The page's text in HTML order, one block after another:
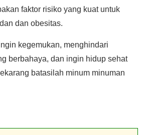
faktor risiko yang kuat untuk
dan obesitas.
kegemukan, menghindari
berbahaya, dan ingin hidup sehat
batasilah minum minuman